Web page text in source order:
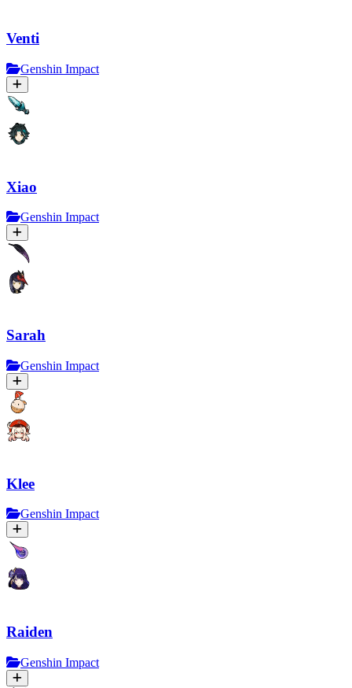
Venti
Genshin Impact
Xiao
Genshin Impact
Sarah
Genshin Impact
Klee
Genshin Impact
Raiden
Genshin Impact